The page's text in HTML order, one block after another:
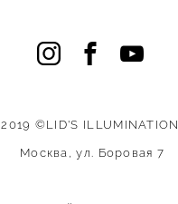
2019 ©LID'S ILLUMINATION
Москва, ул. Боровая 7